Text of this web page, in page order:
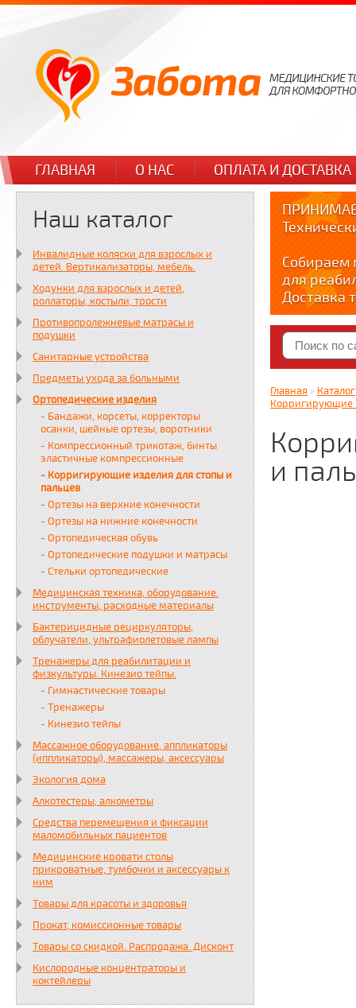
ГЛАВНАЯ О НАС ОПЛАТА И ДОСТАВКА
Наш каталог
Инвалидные коляски для взрослых и
детей. Вертикализаторы, мебель.
Ходунки для взрослых и детей,
роллаторы, костыли, трости
Противопролежневые матрасы и
подушки
Санитарные устройства
Предметы ухода за больными
Ортопедические изделия
- Бандажи, корсеты, корректоры
осанки, шейные ортезы, воротники
- Компрессионный трикотаж, бинты
эластичные компрессионные
- Корригирующие изделия для стопы и
пальцев
- Ортезы на верхние конечности
- Ортезы на нижние конечности
- Ортопедическая обувь
- Ортопедические подушки и матрасы
- Стельки ортопедические
Медицинская техника, оборудование.
инструменты, расходные материалы
Бактерицидные рециркуляторы,
облучатели, ультрафиолетовые лампы
Тренажеры для реабилитации и
физкультуры. Кинезио тейпы.
- Гимнастические товары
- Тренажеры
- Кинезио тейпы
Массажное оборудование, аппликаторы
(иппликаторы), массажеры, аксессуары
Экология дома
Алкотестеры, алкометры
Средства перемещения и фиксации
маломобильных пациентов
Медицинские кровати столы
прикроватные, тумбочки и аксессуары к
ним
Товары для красоты и здоровья
Прокат, комиссионные товары
Товары со скидкой. Распродажа. Дисконт
Кислородные концентраторы и
коктейлеры
Собираем
для
Доставка
по тел.
Краткие
Яндекс.
zabota16.ru
Всегда на
Главная » Каталог
Корригирующие
и